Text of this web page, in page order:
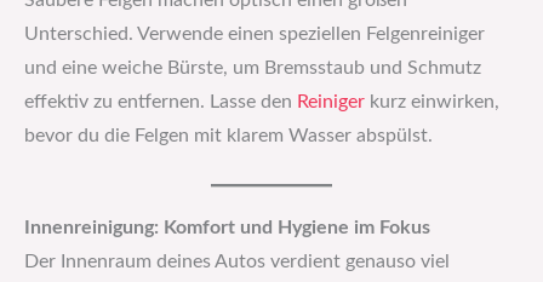
Unterschied. Verwende einen speziellen Felgenreiniger
und eine weiche Bürste, um Bremsstaub und Schmutz
effektiv zu entfernen. Lasse den Reiniger kurz einwirken,
bevor du die Felgen mit klarem Wasser abspülst.
Innenreinigung: Komfort und Hygiene im Fokus
Der Innenraum deines Autos verdient genauso viel